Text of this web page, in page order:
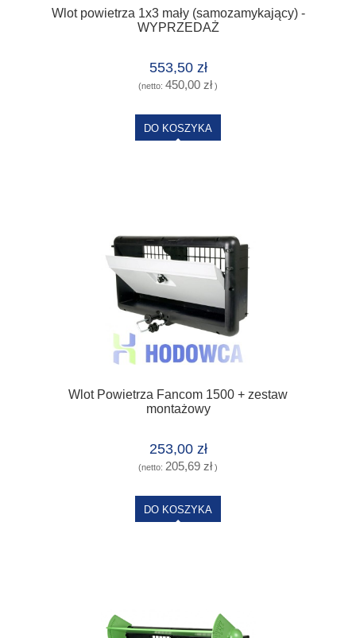
Wlot powietrza 1x3 mały (samozamykający) -
WYPRZEDAŻ
553,50 zł
(netto: 450,00 zł)
DO KOSZYKA
Wlot Powietrza Fancom 1500 + zestaw
montażowy
253,00 zł
(netto: 205,69 zł)
DO KOSZYKA